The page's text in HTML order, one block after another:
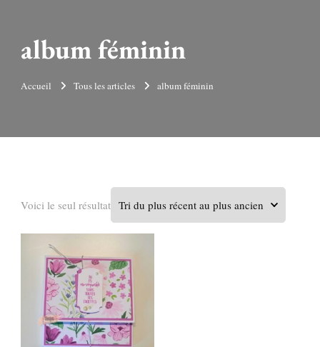
album féminin
Accueil Tous les articles album féminin
Voici le seul résultat